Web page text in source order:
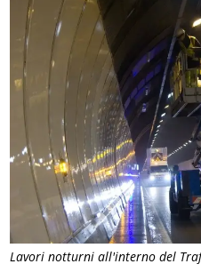
Lavori notturni all'interno del